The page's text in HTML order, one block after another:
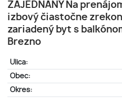
ZAJEDNANÝ Na
izbový čiastočne
zariadený byt s
Brezno
Ulica:
Obec:
Okres: